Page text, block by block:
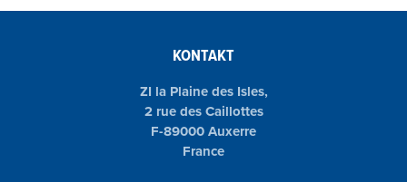
KONTAKT
ZI la Plaine des Isles,
2 rue des Caillottes
F-89000 Auxerre
France